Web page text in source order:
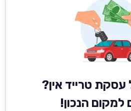
עסקת טרייד אין?
הנכון!